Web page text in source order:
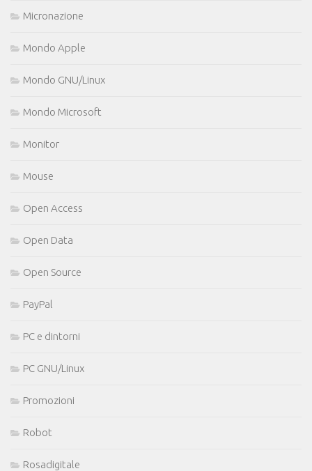
Micronazione
Mondo Apple
Mondo GNU/Linux
Mondo Microsoft
Monitor
Mouse
Open Access
Open Data
Open Source
PayPal
PC e dintorni
PC GNU/Linux
Promozioni
Robot
Rosadigitale